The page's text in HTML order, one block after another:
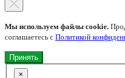
Мы используем файлы cookie.
соглашаетесь с Политикой
Принять
×